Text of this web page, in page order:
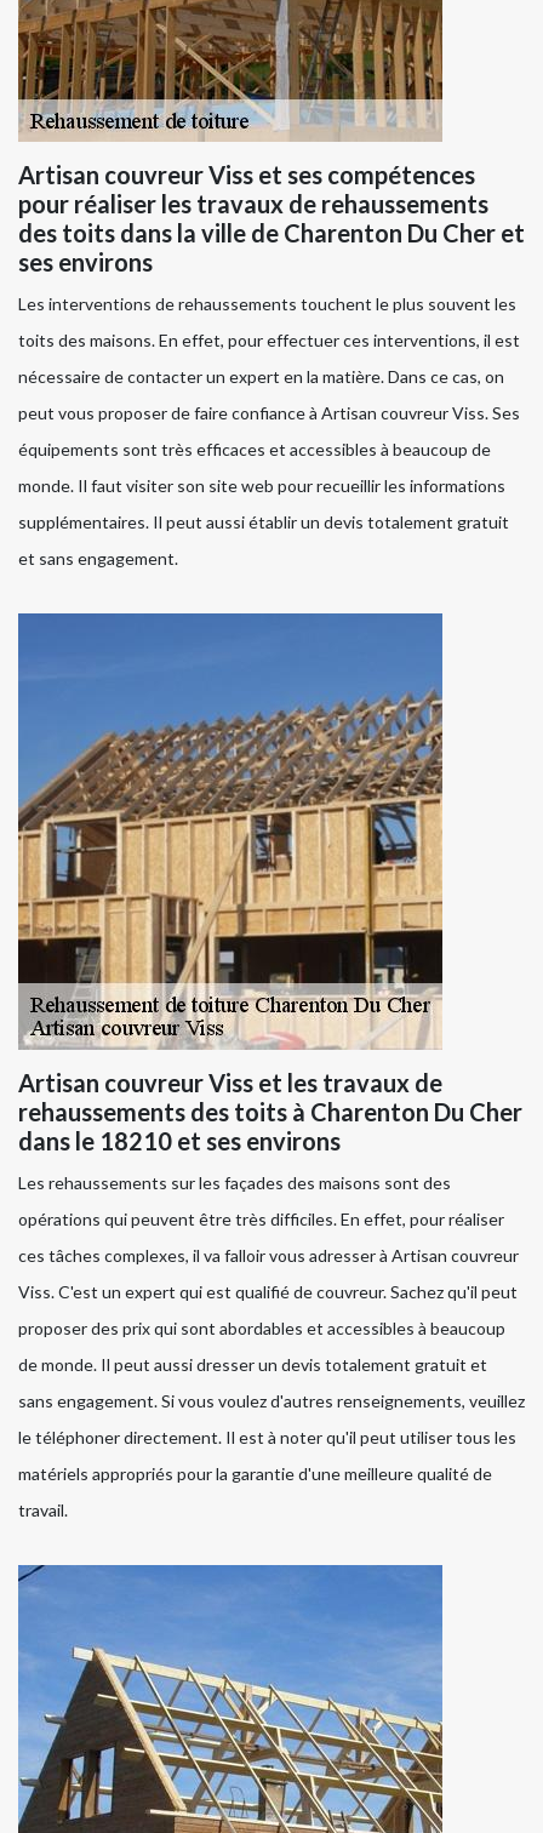
Artisan couvreur Viss et ses compétences
pour réaliser les travaux de rehaussements
des toits dans la ville de Charenton Du Cher et
ses environs
Les interventions de rehaussements touchent le plus souvent les
toits des maisons. En effet, pour effectuer ces interventions, il est
nécessaire de contacter un expert en la matière. Dans ce cas, on
peut vous proposer de faire confiance à Artisan couvreur Viss. Ses
équipements sont très efficaces et accessibles à beaucoup de
monde. Il faut visiter son site web pour recueillir les informations
supplémentaires. Il peut aussi établir un devis totalement gratuit
et sans engagement.
Artisan couvreur Viss et les travaux de
rehaussements des toits à Charenton Du Cher
dans le 18210 et ses environs
Les rehaussements sur les façades des maisons sont des
opérations qui peuvent être très difficiles. En effet, pour réaliser
ces tâches complexes, il va falloir vous adresser à Artisan couvreur
Viss. C'est un expert qui est qualifié de couvreur. Sachez qu'il peut
proposer des prix qui sont abordables et accessibles à beaucoup
de monde. Il peut aussi dresser un devis totalement gratuit et
sans engagement. Si vous voulez d'autres renseignements, veuillez
le téléphoner directement. Il est à noter qu'il peut utiliser tous les
matériels appropriés pour la garantie d'une meilleure qualité de
travail.